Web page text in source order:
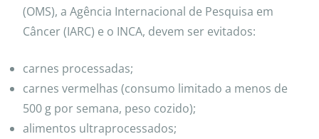
(OMS), a Agência Internacional de Pesquisa em
Câncer (IARC) e o INCA, devem ser evitados:
carnes processadas;
carnes vermelhas (consumo limitado a menos de
500 g por semana, peso cozido);
alimentos ultraprocessados;